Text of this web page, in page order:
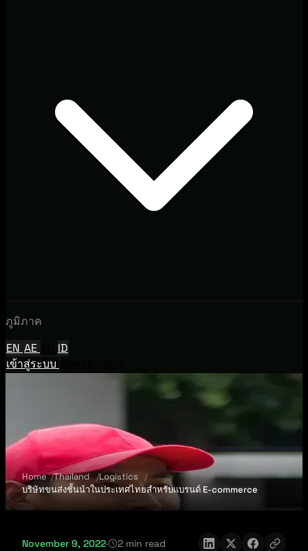
ภูมิภาค
EN AE
ID
เข้าสู่ระบบ
Home Thailand
Logistics
บริษัทขนส่งชั้นนำในประเทศไทยสำหรับแบรนด์ E-commerce
November 9, 2022· 2 min read